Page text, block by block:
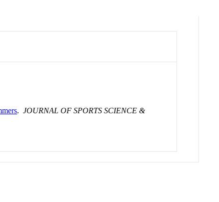
.JOURNAL OF SPORTS SCIENCE &